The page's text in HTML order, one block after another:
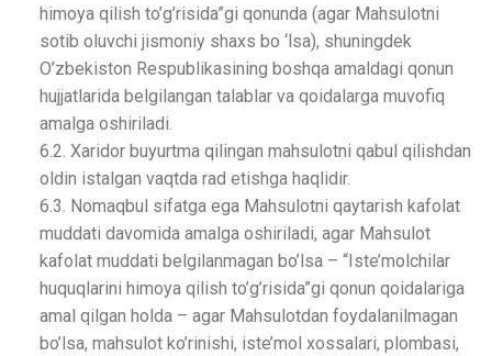
himoya qilish to’g’risida”gi qonunda (agar Mahsulotni
sotib oluvchi jismoniy shaxs bo ‘lsa), shuningdek
O’zbekiston Respublikasining boshqa amaldagi qonun
hujjatlarida belgilangan talablar va qoidalarga muvofiq
amalga oshiriladi.
6.2. Xaridor buyurtma qilingan mahsulotni qabul qilishdan
oldin istalgan vaqtda rad etishga haqlidir.
6.3. Nomaqbul sifatga ega Mahsulotni qaytarish kafolat
muddati davomida amalga oshiriladi, agar Mahsulot
kafolat muddati belgilanmagan bo’lsa – “Iste’molchilar
huquqlarini himoya qilish to’g’risida”gi qonun qoidalariga
amal qilgan holda – agar Mahsulotdan foydalanilmagan
bo’lsa, mahsulot ko’rinishi, iste’mol xossalari, plombasi,